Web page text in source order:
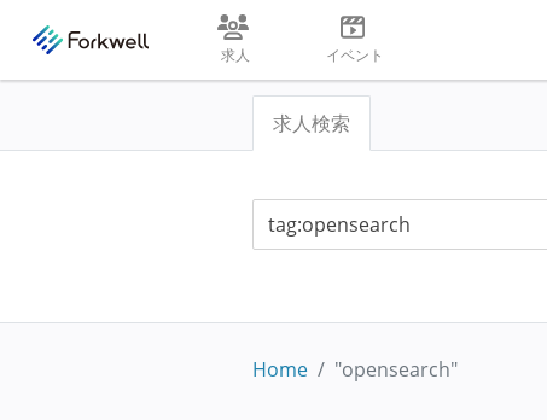
求人 イベント
求人検索
Home "opensearch"